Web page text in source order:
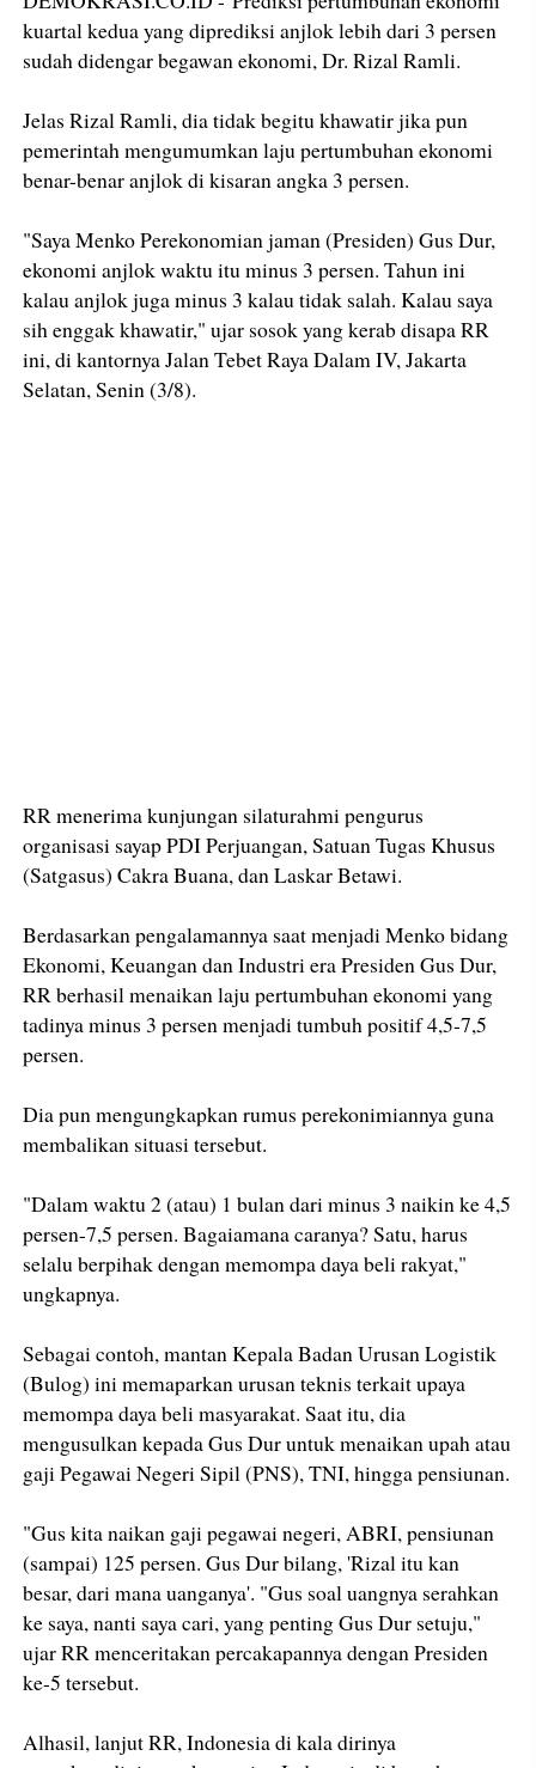
kuartal kedua yang diprediksi anjlok lebih dari 3 persen
sudah didengar begawan ekonomi, Dr. Rizal Ramli.
Jelas Rizal Ramli, dia tidak begitu khawatir jika pun
pemerintah mengumumkan laju pertumbuhan ekonomi
benar-benar anjlok di kisaran angka 3 persen.
"Saya Menko Perekonomian jaman (Presiden) Gus Dur,
ekonomi anjlok waktu itu minus 3 persen. Tahun ini
kalau anjlok juga minus 3 kalau tidak salah. Kalau saya
sih enggak khawatir," ujar sosok yang kerab disapa RR
ini, di kantornya Jalan Tebet Raya Dalam IV, Jakarta
Selatan, Senin (3/8).
RR menerima kunjungan silaturahmi pengurus
organisasi sayap PDI Perjuangan, Satuan Tugas Khusus
(Satgasus) Cakra Buana, dan Laskar Betawi.
Berdasarkan pengalamannya saat menjadi Menko bidang
Ekonomi, Keuangan dan Industri era Presiden Gus Dur,
RR berhasil menaikan laju pertumbuhan ekonomi yang
tadinya minus 3 persen menjadi tumbuh positif 4,5-7,5
persen.
Dia pun mengungkapkan rumus perekonimiannya guna
membalikan situasi tersebut.
"Dalam waktu 2 (atau) 1 bulan dari minus 3 naikin ke 4,5
persen-7,5 persen. Bagaiamana caranya? Satu, harus
selalu berpihak dengan memompa daya beli rakyat,"
ungkapnya.
Sebagai contoh, mantan Kepala Badan Urusan Logistik
(Bulog) ini memaparkan urusan teknis terkait upaya
memompa daya beli masyarakat. Saat itu, dia
mengusulkan kepada Gus Dur untuk menaikan upah atau
gaji Pegawai Negeri Sipil (PNS), TNI, hingga pensiunan.
"Gus kita naikan gaji pegawai negeri, ABRI, pensiunan
(sampai) 125 persen. Gus Dur bilang, 'Rizal itu kan
besar, dari mana uanganya'. "Gus soal uangnya serahkan
ke saya, nanti saya cari, yang penting Gus Dur setuju,"
ujar RR menceritakan percakapannya dengan Presiden
ke-5 tersebut.
Alhasil, lanjut RR, Indonesia di kala dirinya